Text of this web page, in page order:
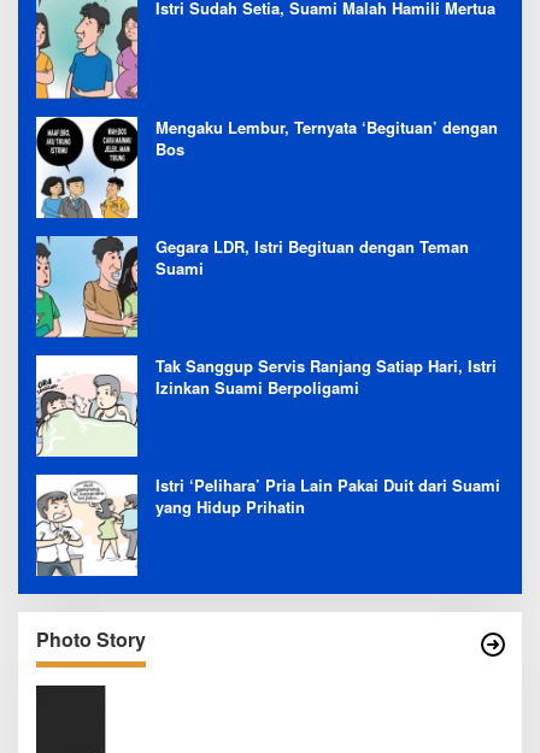
Istri Sudah Setia, Suami Malah Hamili Mertua
Mengaku Lembur, Ternyata ‘Begituan’ dengan
Bos
Gegara LDR, Istri Begituan dengan Teman
Suami
Tak Sanggup Servis Ranjang Satiap Hari, Istri
Izinkan Suami Berpoligami
Istri ‘Pelihara’ Pria Lain Pakai Duit dari Suami
yang Hidup Prihatin
Photo Story